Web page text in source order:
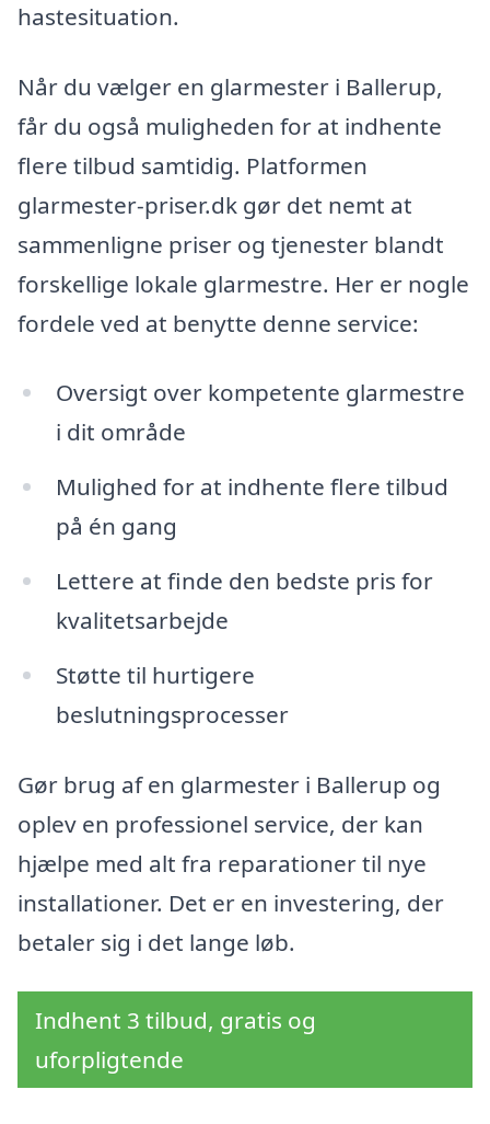
hastesituation.
Når du vælger en glarmester i Ballerup,
får du også muligheden for at indhente
flere tilbud samtidig. Platformen
glarmester-priser.dk gør det nemt at
sammenligne priser og tjenester blandt
forskellige lokale glarmestre. Her er nogle
fordele ved at benytte denne service:
Oversigt over kompetente glarmestre
i dit område
Mulighed for at indhente flere tilbud
på én gang
Lettere at finde den bedste pris for
kvalitetsarbejde
Støtte til hurtigere
beslutningsprocesser
Gør brug af en glarmester i Ballerup og
oplev en professionel service, der kan
hjælpe med alt fra reparationer til nye
installationer. Det er en investering, der
betaler sig i det lange løb.
Indhent 3 tilbud, gratis og
uforpligtende